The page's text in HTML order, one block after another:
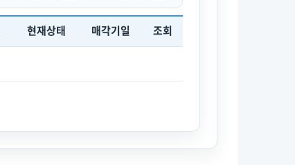
현재상태 매각기일 조회